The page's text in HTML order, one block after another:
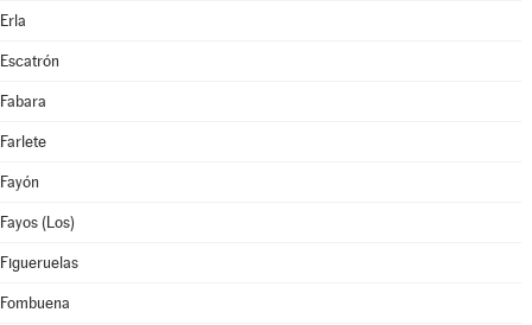
Erla
Escatrón
Fabara
Farlete
Fayón
Fayos (Los)
Figueruelas
Fombuena